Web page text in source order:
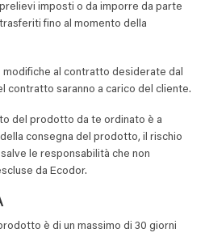
imposti o da imporre da parte
fino al momento della
al contratto desiderate dal
contratto saranno a carico del cliente.
del prodotto da te ordinato è a
consegna del prodotto, il rischio
le responsabilità che non
da Ecodor.
è di un massimo di 30 giorni